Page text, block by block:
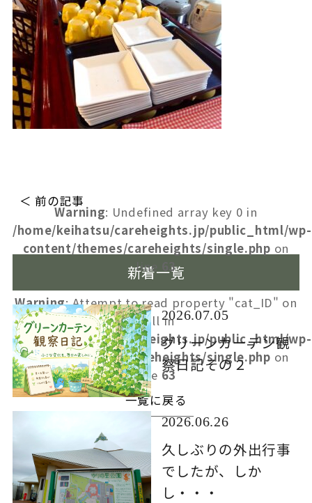
＜ 前の記事
Warning: Undefined array key 0 in
/home/keihatsu/careheights.jp/public_html/wp-
content/themes/careheights/single.php on
line
63
Warning: Attempt to read property "cat_ID" on
null in
/home/keihatsu/careheights.jp/public_html/wp-
content/themes/careheights/single.php on
line 63
一覧に戻る
新着一覧
2026.07.05
グリーンカーテン観
察日記その２
2026.06.26
久しぶりの外出行事
でしたが、しか
し・・・